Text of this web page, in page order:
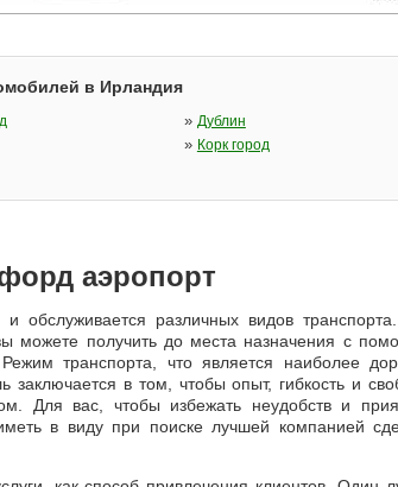
в Ирландия
» Дублин
» Корк город
аэропорт
обслуживается различных видов
можете получить до места назначения с
транспорта, что является наиболее
в том, чтобы опыт, гибкость и
Для вас, чтобы избежать неудобств и
в виду при поиске лучшей компанией